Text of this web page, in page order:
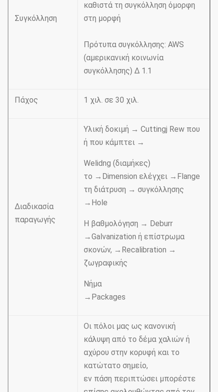
Συγκόλληση
καθιστά τη συγκόλληση όμορφη
στη μορφή
Πρότυπα συγκόλλησης: AWS
(αμερικανική κοινωνία
συγκόλλησης) Δ 1.1
Πάχος 1 χιλ. σε 30 χιλ.
Διαδικασία
παραγωγής
Υλική δοκιμή → Cuttingj Rew που
ή που κάμπτει →
Welidng (διαμήκες)
το →Dimension ελέγχει →Flange
τη διάτρυση → συγκόλλησης
→Hole
Η βαθμολόγηση → Deburr
→Galvanization ή επίστρωμα
σκονών, →Recalibration →
ζωγραφικής
Νήμα
→Packages
Οι πόλοι μας ως κανονική
κάλυψη από το δέμα χαλιών ή
αχύρου στην κορυφή και το
κατώτατο σημείο,
εν πάση περιπτώσει μπορέστε